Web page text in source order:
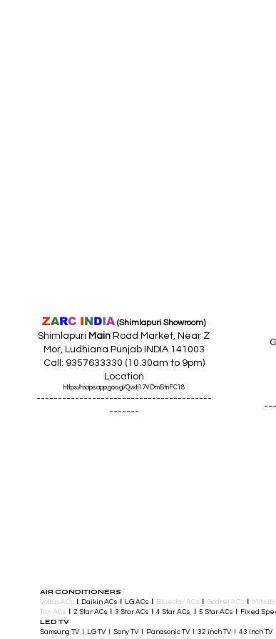
ZARC INDIA (Shimlapuri Showroom)
Shimlapuri Main Road Market, Near Z
Mor, Ludhiana Punjab INDIA 141003
Call: 9357633330 (10.30am to 9pm)
Location
https://maps.app.goo.gl/Qvxtj17VDmBtnFC18
-----------------------------------------
-------
AIR CONDITIONERS
Voltas ACs Daikin ACs LG ACs Bluestar ACs Godrej ACs
Ton ACs
2 Star ACs 3 Star ACs 4 Star ACs 5 Star ACs Fixed
LED TV
Samsung TV I LG TV I Sony TV I Panasonic TV​ I 32 inch TV I 43 inch